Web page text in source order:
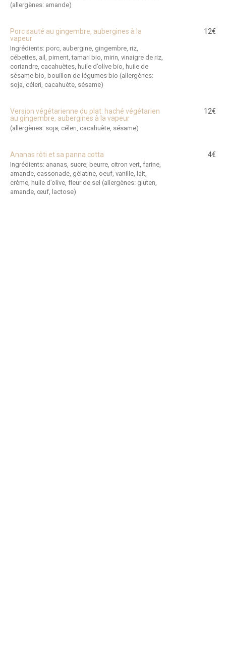
(allergènes: amande)
Porc sauté au gingembre, aubergines à la
vapeur
Ingrédients: porc, aubergine, gingembre, riz,
cébettes, ail, piment, tamari bio, mirin, vinaigre de riz,
coriandre, cacahuètes, huile d’olive bio, huile de
sésame bio, bouillon de légumes bio (allergènes:
soja, céleri, cacahuète, sésame)
12€
Version végétarienne du plat: haché végétarien
au gingembre, aubergines à la vapeur
(allergènes: soja, céleri, cacahuète, sésame)
12€
Ananas rôti et sa panna cotta
Ingrédients: ananas, sucre, beurre, citron vert, farine,
amande, cassonade, gélatine, oeuf, vanille, lait,
crème, huile d’olive, fleur de sel (allergènes: gluten,
amande, œuf, lactose)
4€